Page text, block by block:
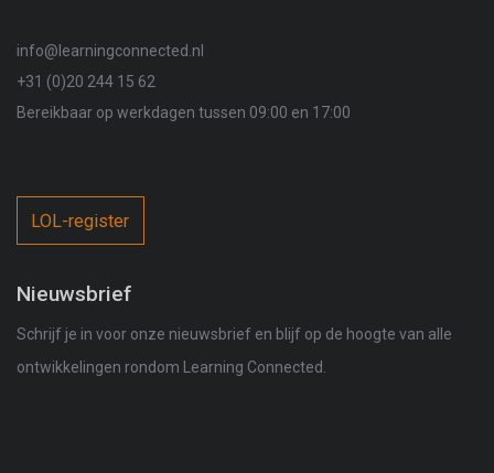
info@learningconnected.nl
+31 (0)20 244 15 62
Bereikbaar op werkdagen tussen 09:00 en 17:00
LOL-register
Nieuwsbrief
Schrijf je in voor onze nieuwsbrief en blijf op de hoogte van alle
ontwikkelingen rondom Learning Connected.